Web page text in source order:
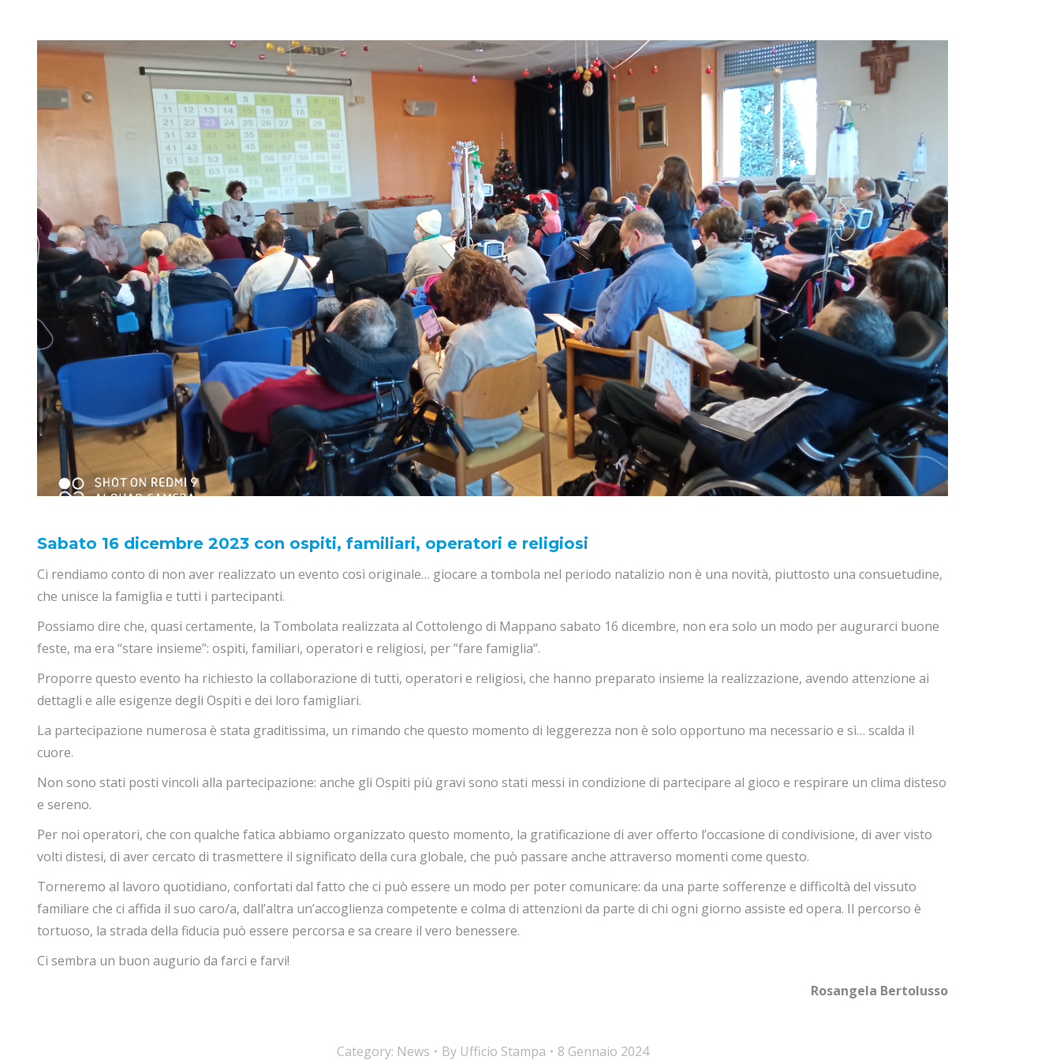
Sabato 16 dicembre 2023 con ospiti, familiari, operatori e religiosi
Ci rendiamo conto di non aver realizzato un evento così originale… giocare a tombola nel periodo natalizio non è una novità, piuttosto una consuetudine,
che unisce la famiglia e tutti i partecipanti.
Possiamo dire che, quasi certamente, la Tombolata realizzata al Cottolengo di Mappano sabato 16 dicembre, non era solo un modo per augurarci buone
feste, ma era “stare insieme”: ospiti, familiari, operatori e religiosi, per ”fare famiglia”.
Proporre questo evento ha richiesto la collaborazione di tutti, operatori e religiosi, che hanno preparato insieme la realizzazione, avendo attenzione ai
dettagli e alle esigenze degli Ospiti e dei loro famigliari.
La partecipazione numerosa è stata graditissima, un rimando che questo momento di leggerezza non è solo opportuno ma necessario e sì… scalda il
cuore.
Non sono stati posti vincoli alla partecipazione: anche gli Ospiti più gravi sono stati messi in condizione di partecipare al gioco e respirare un clima disteso
e sereno.
Per noi operatori, che con qualche fatica abbiamo organizzato questo momento, la gratificazione di aver offerto l’occasione di condivisione, di aver visto
volti distesi, di aver cercato di trasmettere il significato della cura globale, che può passare anche attraverso momenti come questo.
Torneremo al lavoro quotidiano, confortati dal fatto che ci può essere un modo per poter comunicare: da una parte sofferenze e difficoltà del vissuto
familiare che ci affida il suo caro/a, dall’altra un’accoglienza competente e colma di attenzioni da parte di chi ogni giorno assiste ed opera. Il percorso è
tortuoso, la strada della fiducia può essere percorsa e sa creare il vero benessere.
Ci sembra un buon augurio da farci e farvi!
Rosangela Bertolusso
Category: News By Ufficio Stampa 8 Gennaio 2024